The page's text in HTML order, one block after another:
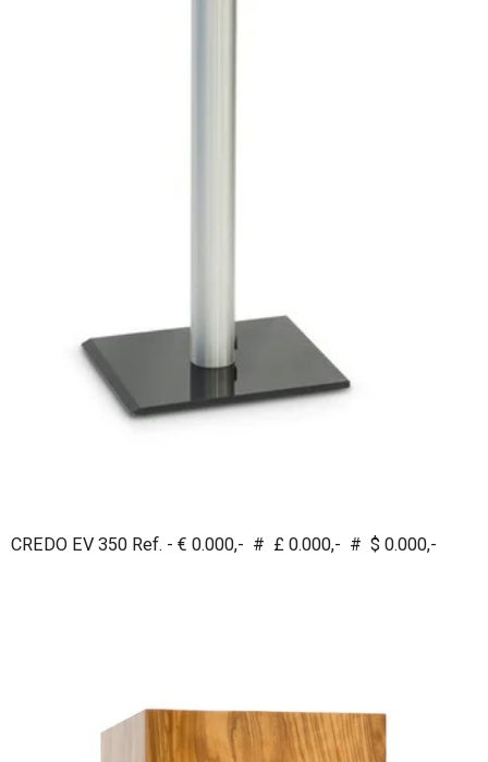
CREDO EV 350 Ref. - € 0.000,- # £ 0.000,- # $ 0.000,-